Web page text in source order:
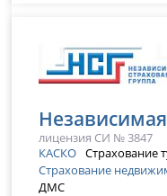
лицензия СИ № 3847
КАСКО Страхование
Страхование
ДМС